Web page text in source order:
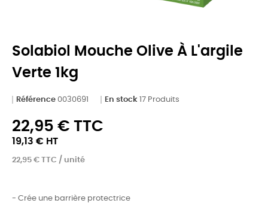
Solabiol Mouche Olive À L'argile
Verte 1kg
Référence 0030691 En stock 17 Produits
22,95 € TTC
19,13 € HT
22,95 € TTC / unité
- Crée une barrière protectrice